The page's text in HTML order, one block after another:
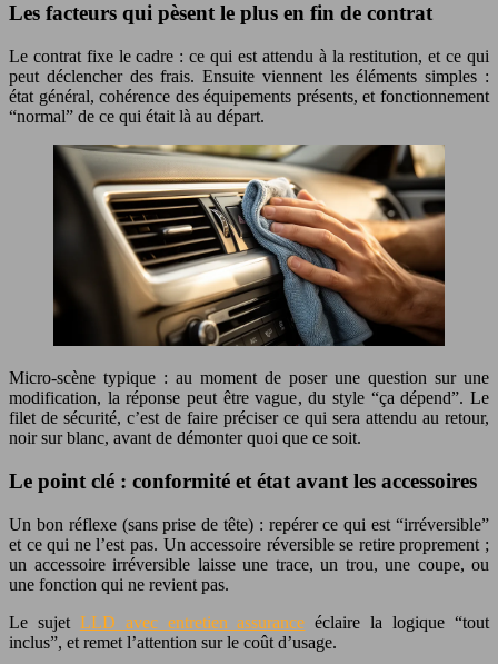
Les facteurs qui pèsent le plus en fin de contrat
Le contrat fixe le cadre : ce qui est attendu à la restitution, et ce qui
peut déclencher des frais. Ensuite viennent les éléments simples :
état général, cohérence des équipements présents, et fonctionnement
“normal” de ce qui était là au départ.
Micro-scène typique : au moment de poser une question sur une
modification, la réponse peut être vague, du style “ça dépend”. Le
filet de sécurité, c’est de faire préciser ce qui sera attendu au retour,
noir sur blanc, avant de démonter quoi que ce soit.
Le point clé : conformité et état avant les accessoires
Un bon réflexe (sans prise de tête) : repérer ce qui est “irréversible”
et ce qui ne l’est pas. Un accessoire réversible se retire proprement ;
un accessoire irréversible laisse une trace, un trou, une coupe, ou
une fonction qui ne revient pas.
Le sujet LLD avec entretien assurance éclaire la logique “tout
inclus”, et remet l’attention sur le coût d’usage.